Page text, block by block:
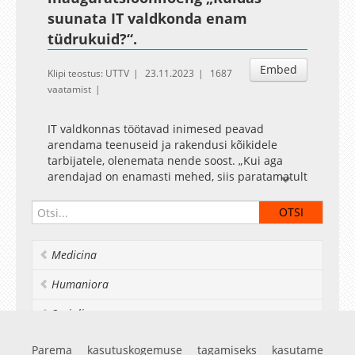
suunata IT valdkonda enam
tüdrukuid?“.
Embed
Klipi teostus: UTTV 23.11.2023
1687
vaatamist
IT valdkonnas töötavad inimesed peavad
arendama teenuseid ja rakendusi kõikidele
tarbijatele, olenemata nende soost. „Kui aga
arendajad on enamasti mehed, siis paratamatult
professor Luik.
enam kui 200 noort, kuid nendest vaid veerand
oleme 21. sajandis, mõjutavad meid ikka
kui poistel. Professori sõnul saab kõik alguse
Medicina
Humaniora
Socialia
Realia et naturalia
Parema kasutuskogemuse tagamiseks kasutame